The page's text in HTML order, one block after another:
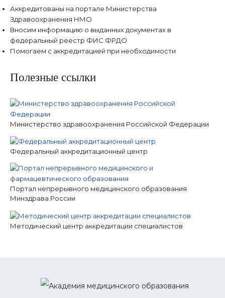
Аккредитованы на портале Министерства
Здравоохранения НМО
Вносим информацию о выданных документах в
федеральный реестр ФИС ФРДО
Помогаем с аккредитацией при необходимости
Полезные ссылки
Министерство здравоохранения Российской Федерации
Федеральный аккредитационный центр
Портал непрерывного медицинского образования
Минздрава России
Методический центр аккредитации специалистов